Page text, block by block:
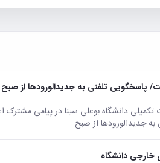
تلفنی به جدیدالورودها از صبح جمعه ۲۹ شهریور
دانشگاه بوعلی سینا در پیامی مشترک
جدیدالورودها از صبح...
خارجی دانشگاه